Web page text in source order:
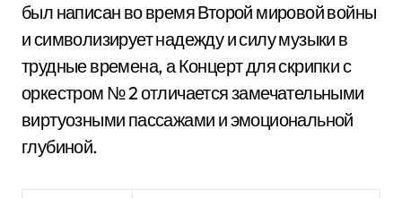
был написан во время Второй мировой войны
и символизирует надежду и силу музыки в
трудные времена, а Концерт для скрипки с
оркестром № 2 отличается замечательными
виртуозными пассажами и эмоциональной
глубиной.